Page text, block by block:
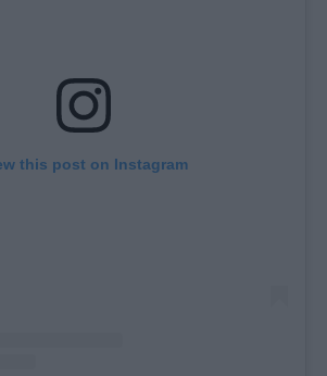
this post on Instagram